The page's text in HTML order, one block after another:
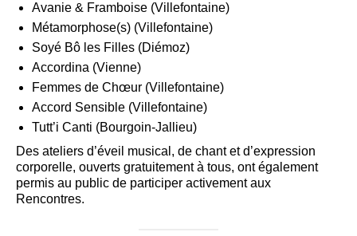
Avanie & Framboise (Villefontaine)
Métamorphose(s) (Villefontaine)
Soyé Bô les Filles (Diémoz)
Accordina (Vienne)
Femmes de Chœur (Villefontaine)
Accord Sensible (Villefontaine)
Tutt’i Canti (Bourgoin-Jallieu)
Des ateliers d’éveil musical, de chant et d’expression
corporelle, ouverts gratuitement à tous, ont également
permis au public de participer activement aux
Rencontres.